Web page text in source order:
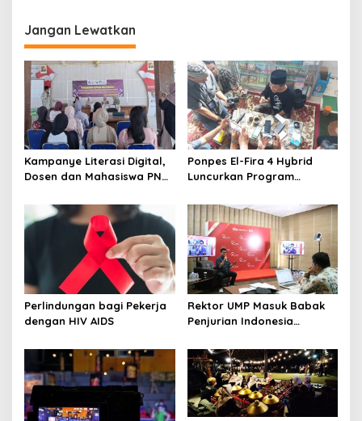
Jangan Lewatkan
Kampanye Literasi Digital,
Dosen dan Mahasiswa PNC
Pustaka Majenang Produksi
Konten Medsos
Ponpes El-Fira 4 Hybrid
Luncurkan Program
Pesantren Digital
Perlindungan bagi Pekerja
dengan HIV AIDS
Rektor UMP Masuk Babak
Penjurian Indonesia